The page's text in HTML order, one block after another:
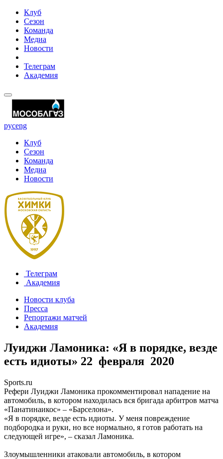
Клуб
Сезон
Команда
Медиа
Новости
Телеграм
Академия
русeng
Клуб
Сезон
Команда
Медиа
Новости
Телеграм
Академия
Новости клуба
Пресса
Репортажи матчей
Академия
Луиджи Ламоника: «Я в порядке, везде
есть идиоты» 22 февраля 2020
Sports.ru
Рефери Луиджи Ламоника прокомментировал нападение на
автомобиль, в котором находилась вся бригада арбитров матча
«Панатинаикос» – «Барселона».
«Я в порядке, везде есть идиоты. У меня повреждение
подбородка и руки, но все нормально, я готов работать на
следующей игре», – сказал Ламоника.
Злоумышленники атаковали автомобиль, в котором